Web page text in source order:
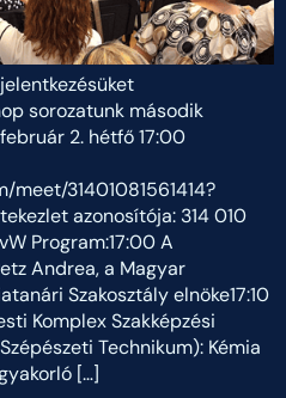
sorozatunk második
2. hétfő 17:00
31401081561414?
azonosítója: 314 010
Program:17:00 A
Andrea, a Magyar
Szakosztály elnöke17:10
Komplex Szakképzési
Technikum): Kémia
[…]